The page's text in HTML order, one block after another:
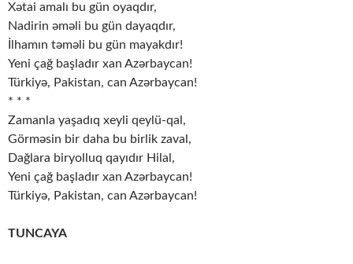
Xətai amalı bu gün oyaqdır,
Nadirin əməli bu gün dayaqdır,
İlhamın təməli bu gün mayakdır!
Yeni çağ başladır xan Azərbaycan!
Türkiyə, Pakistan, can Azərbaycan!
* * *
Zamanla yaşadıq xeyli qeylü-qal,
Görməsin bir daha bu birlik zaval,
Dağlara biryolluq qayıdır Hilal,
Yeni çağ başladır xan Azərbaycan!
Türkiyə, Pakistan, can Azərbaycan!
TUNCAYA